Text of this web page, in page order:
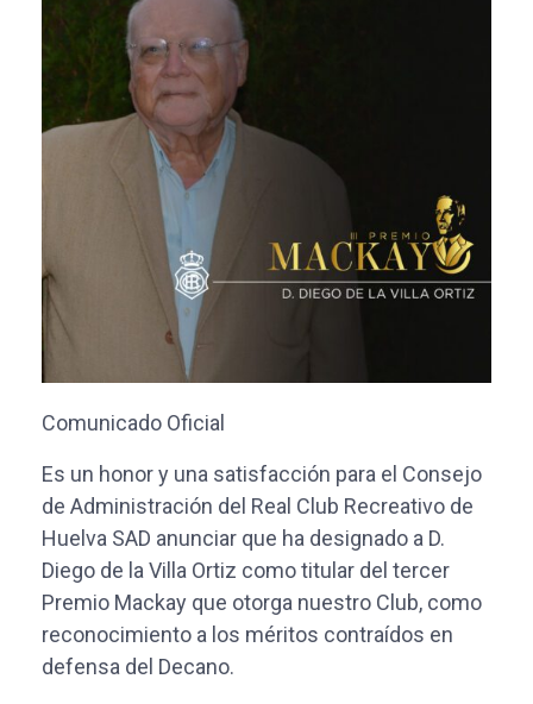
Comunicado Oficial
Es un honor y una satisfacción para el Consejo
de Administración del Real Club Recreativo de
Huelva SAD anunciar que ha designado a D.
Diego de la Villa Ortiz como titular del tercer
Premio Mackay que otorga nuestro Club, como
reconocimiento a los méritos contraídos en
defensa del Decano.